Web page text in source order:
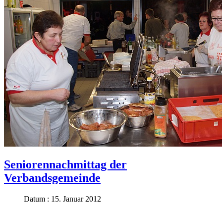
Seniorennachmittag der
Verbandsgemeinde
Datum : 15. Januar 2012